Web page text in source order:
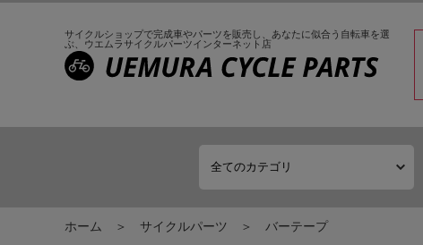
サイクルショップで完成車やパーツを販売し、 あなたに似合う自転車を選
ぶ、 ウエムラサイクルパーツインターネット店
ホーム サイクルパーツ バーテープ